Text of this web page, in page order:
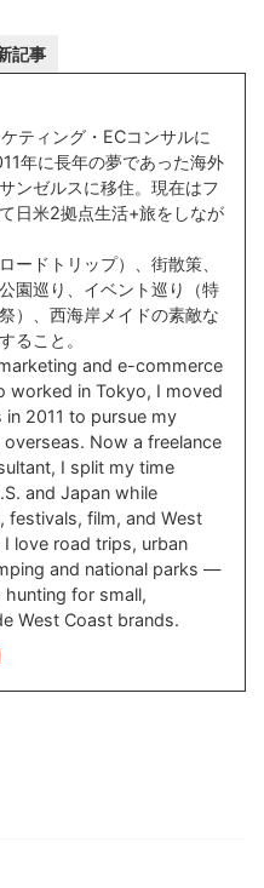
記事
ティング・ECコンサルに
年に長年の夢であった海外
ンゼルスに移住。現在はフ
日米2拠点生活+旅をしなが
ードトリップ）、街散策、
園巡り、イベント巡り（特
）、西海岸メイドの素敵な
ること。
and e-commerce
worked in Tokyo, I moved
in 2011 to pursue my
Now a freelance
I split my time
and Japan while
festivals, film, and West
love road trips, urban
and national parks —
hunting for small,
West Coast brands.